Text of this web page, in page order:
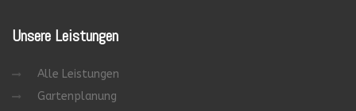
Unsere Leistungen
Alle Leistungen
Gartenplanung